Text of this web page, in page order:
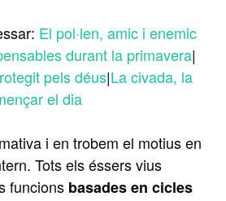
El pol·len, amic i enemic
durant la primavera|
pels déus|La civada, la
el dia
i en trobem el motius en
Tots els éssers vius
funcions basades en cicles